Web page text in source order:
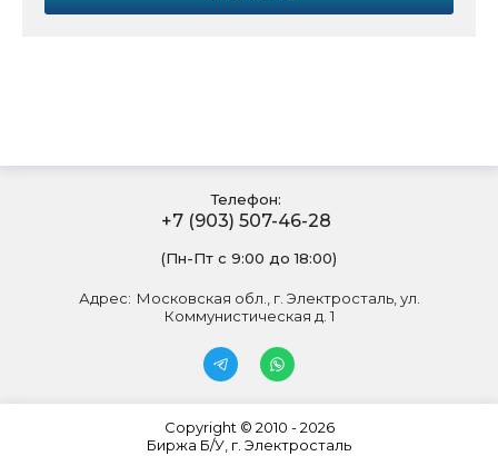
Телефон:
+7 (903) 507-46-28
(Пн-Пт с 9:00 до 18:00)
Адрес: Московская обл., г. Электросталь, ул.
Коммунистическая д. 1
Copyright © 2010 - 2026
Биржа Б/У, г. Электросталь